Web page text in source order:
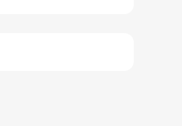
пробуждение
будут во второй